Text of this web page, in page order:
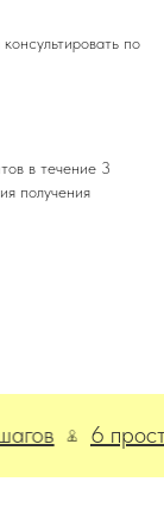
по
в течение 3
получения
6 простых